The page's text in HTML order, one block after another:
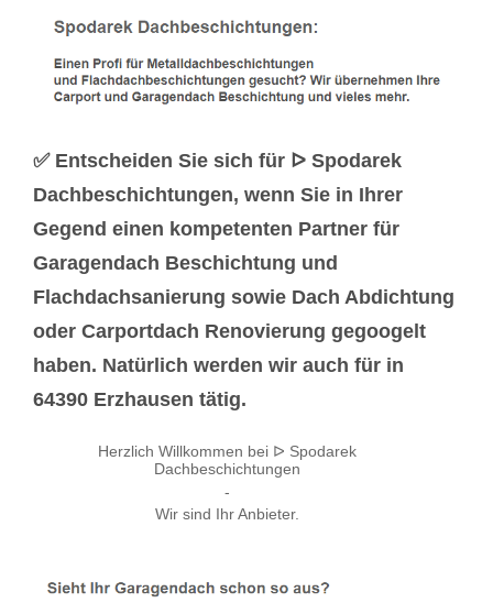
✅ Entscheiden Sie sich für ᐅ Spodarek
Dachbeschichtungen, wenn Sie in Ihrer
Gegend einen kompetenten Partner für
Garagendach Beschichtung und
Flachdachsanierung sowie Dach Abdichtung
oder Carportdach Renovierung gegoogelt
haben. Natürlich werden wir auch für in
64390 Erzhausen tätig.
Herzlich Willkommen bei ᐅ Spodarek
Dachbeschichtungen
-
Wir sind Ihr Anbieter.